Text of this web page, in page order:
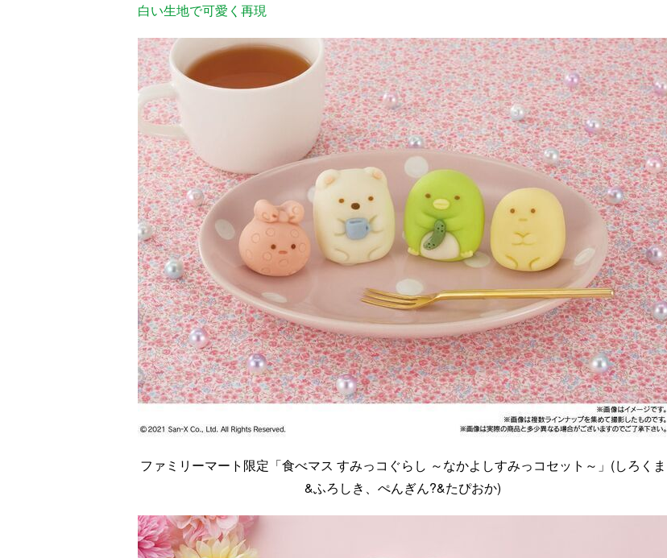
白い生地で可愛く再現
ファミリーマート限定「食べマス すみっコぐらし ～なかよしすみっコセット～」(しろくま
&ふろしき、ぺんぎん?&たぴおか)